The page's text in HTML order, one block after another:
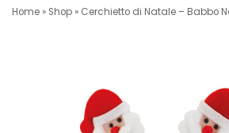
Home » Shop » Cerchietto di Natale – Babbo